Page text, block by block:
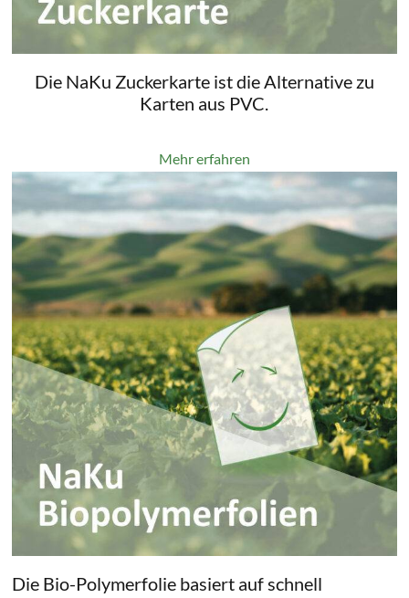
Die NaKu Zuckerkarte ist die Alternative zu
Karten aus PVC.
Mehr erfahren
Die Bio-Polymerfolie basiert auf schnell